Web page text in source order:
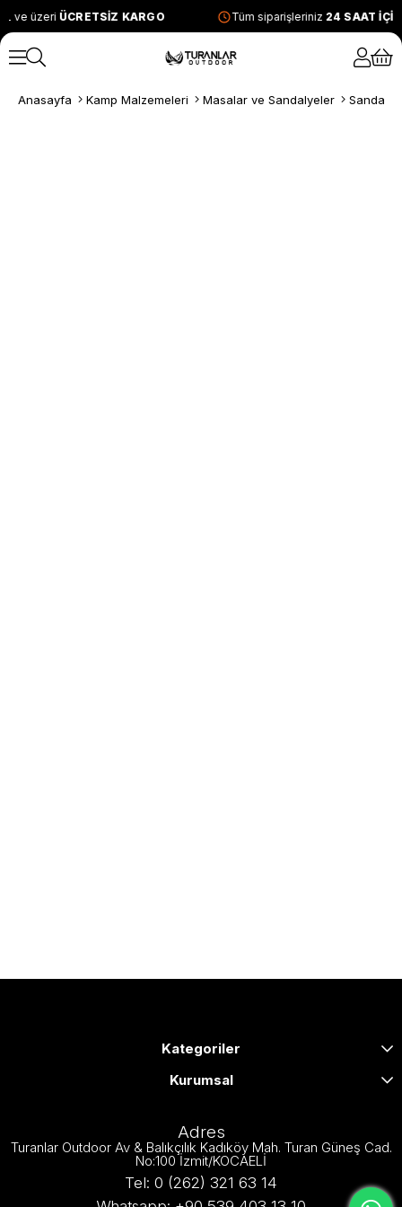
ve üzeri ÜCRETSİZ KARGO Tüm siparişleriniz 24 SAAT
Anasayfa Kamp Malzemeleri Masalar ve Sandalyeler
Kategoriler
Kurumsal
Adres
Turanlar Outdoor Av & Balıkçılık Kadıköy Mah. Turan Güneş Cad.
No:100 İzmit/KOCAELİ
Tel: 0 (262) 321 63 14